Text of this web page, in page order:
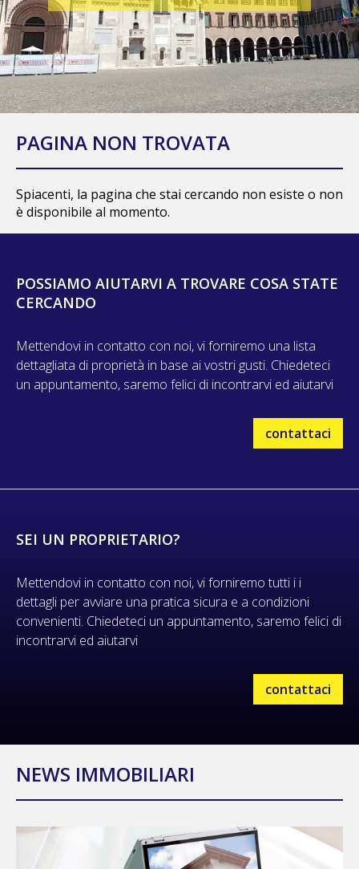
PAGINA NON TROVATA
Spiacenti, la pagina che stai cercando non esiste o non
è disponibile al momento.
POSSIAMO AIUTARVI A TROVARE COSA STATE
CERCANDO
Mettendovi in contatto con noi, vi forniremo una lista
dettagliata di proprietà in base ai vostri gusti. Chiedeteci
un appuntamento, saremo felici di incontrarvi ed aiutarvi
contattaci
SEI UN PROPRIETARIO?
Mettendovi in contatto con noi, vi forniremo tutti i i
dettagli per avviare una pratica sicura e a condizioni
convenienti. Chiedeteci un appuntamento, saremo felici di
incontrarvi ed aiutarvi
contattaci
NEWS IMMOBILIARI